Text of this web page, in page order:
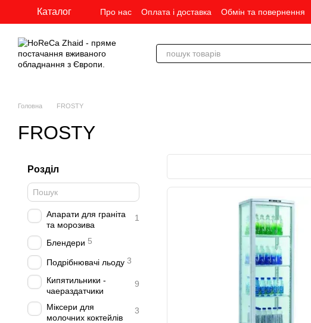
Перейти до основного контенту
Каталог Про нас Оплата і доставка Обмін та повернення
Головна FROSTY
FROSTY
Розділ
Апарати для граніта
та морозива
1
Блендери 5
Подрібнювачі льоду 3
Кипятильники -
чаераздатчики
9
Міксери для
молочних коктейлів
3